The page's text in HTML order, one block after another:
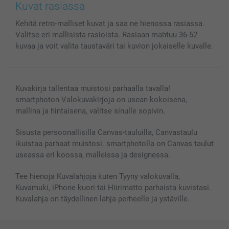
MyNameBook
Kuvakalenterit & Päivyrit
Ehdot/takuut
Investor Relations
Hinnat & maksutavat
Tilausten tila
Kuvat rasiassa
Kehitä retro-malliset kuvat ja saa ne hienossa rasiassa.
Valitse eri mallisista rasioista. Rasiaan mahtuu 36-52
kuvaa ja voit valita taustaväri tai kuvion jokaiselle kuvalle.
Kuvakirja tallentaa muistosi parhaalla tavalla!
smartphoton Valokuvakirjoja on usean kokoisena,
mallina ja hintaisena, valitse sinulle sopivin.
Sisusta persoonallisilla Canvas-tauluilla, Canvastaulu
ikuistaa parhaat muistosi. smartphotolla on Canvas taulut
useassa eri koossa, malleissa ja designessa.
Tee hienoja Kuvalahjoja kuten Tyyny valokuvalla,
Kuvamuki, iPhone kuori tai Hiirimatto parhaista kuvistasi.
Kuvalahja on täydellinen lahja perheelle ja ystäville.